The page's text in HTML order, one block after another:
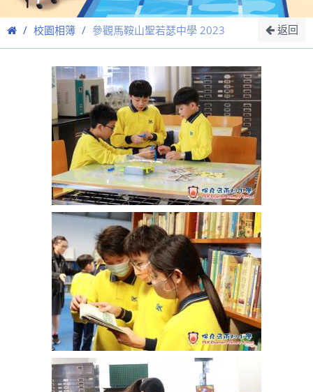
校園相簿 參觀馬鞍山聖若瑟中學 2023 返回